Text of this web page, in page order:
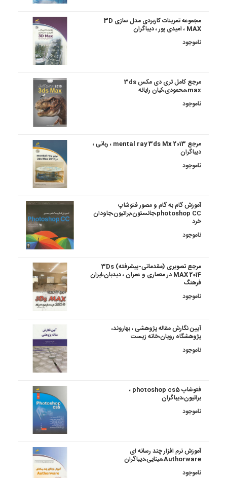
مجموعه تمرینات کاربردی مدل سازی 3D
MAX ، امیدی پور ، دیباگران
ناموجود
مرجع کامل تری دی مکس 3ds
max،محمودی،کیان رایانه
ناموجود
مرجع mental ray 3ds Mx 2013 ، ربانی ،
دیباگران
ناموجود
آموزش گام به گام و مصور فتوشاپ
photoshop CC،جانستون،براتیون،جاودان
خرد
ناموجود
مرجع تصویری (مقدماتی-پیشرفته) 3Ds
MAX 2014 در معماری و عمران ، دیدبان،ایران
فرهنگ
ناموجود
آیین نگارش مقاله پژوهشی ، بهاروند،
پژوهشگاه رویان،خانه زیست
ناموجود
فتوشاپ photoshop cs5 ،
براتیون،دیباگران
ناموجود
آموزش نرم افزار چند رسانه ای
Authorware،مینایی،دیباگران
ناموجود